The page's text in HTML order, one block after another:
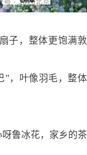
子，整体更饱满敦
”，叶像羽毛，整体
鲁冰花，家乡的茶